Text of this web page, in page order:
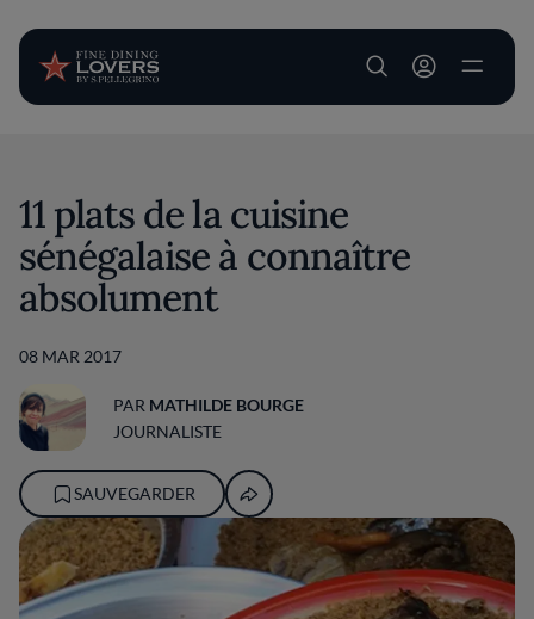
User account
11 plats de la cuisine
sénégalaise à connaître
absolument
08 MAR 2017
PAR MATHILDE BOURGE
JOURNALISTE
SAUVEGARDER